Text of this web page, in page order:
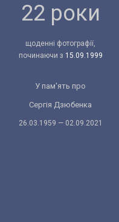
22 роки
щоденні фотографії,
починаючи з 15.09.1999
У пам'ять про
Сергія Дзюбенка
26.03.1959 — 02.09.2021